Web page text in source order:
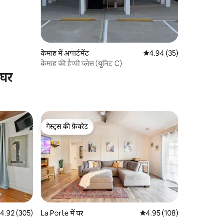
केमाह में अपार्टमेंट औसत रेटिंग 5 में से 4.94,
4.94 (35)
केमाह की हैप्पी प्लेस (यूनिट C)
रेटिंग 5 में से 4.92, 305 समीक्षाएँ
4.92 (305)
गेस्ट्स की फ़ेवरेट
गेस्ट्स की फ़ेवरेट
La Porte में घर औसत रेटिंग 5 में से 4.95,
4.95 (108)